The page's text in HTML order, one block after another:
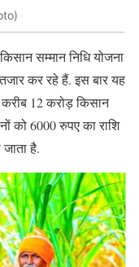
सम्मान निधि योजना
कर रहे हैं. इस बार यह
करीब 12 करोड़ किसान
को 6000 रुपए का राशि
है.